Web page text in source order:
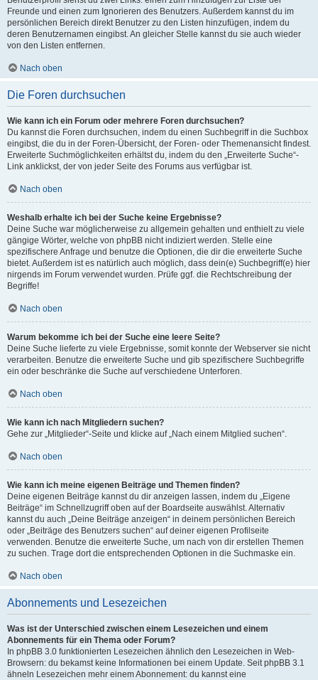
Freunde und einen zum Ignorieren des Benutzers. Außerdem kannst du im
persönlichen Bereich direkt Benutzer zu den Listen hinzufügen, indem du
deren Benutzernamen eingibst. An gleicher Stelle kannst du sie auch wieder
von den Listen entfernen.
Nach oben
Die Foren durchsuchen
Wie kann ich ein Forum oder mehrere Foren durchsuchen?
Du kannst die Foren durchsuchen, indem du einen Suchbegriff in die Suchbox
eingibst, die du in der Foren-Übersicht, der Foren- oder Themenansicht findest.
Erweiterte Suchmöglichkeiten erhältst du, indem du den „Erweiterte Suche“-
Link anklickst, der von jeder Seite des Forums aus verfügbar ist.
Nach oben
Weshalb erhalte ich bei der Suche keine Ergebnisse?
Deine Suche war möglicherweise zu allgemein gehalten und enthielt zu viele
gängige Wörter, welche von phpBB nicht indiziert werden. Stelle eine
spezifischere Anfrage und benutze die Optionen, die dir die erweiterte Suche
bietet. Außerdem ist es natürlich auch möglich, dass dein(e) Suchbegriff(e) hier
nirgends im Forum verwendet wurden. Prüfe ggf. die Rechtschreibung der
Begriffe!
Nach oben
Warum bekomme ich bei der Suche eine leere Seite?
Deine Suche lieferte zu viele Ergebnisse, somit konnte der Webserver sie nicht
verarbeiten. Benutze die erweiterte Suche und gib spezifischere Suchbegriffe
ein oder beschränke die Suche auf verschiedene Unterforen.
Nach oben
Wie kann ich nach Mitgliedern suchen?
Gehe zur „Mitglieder“-Seite und klicke auf „Nach einem Mitglied suchen“.
Nach oben
Wie kann ich meine eigenen Beiträge und Themen finden?
Deine eigenen Beiträge kannst du dir anzeigen lassen, indem du „Eigene
Beiträge“ im Schnellzugriff oben auf der Boardseite auswählst. Alternativ
kannst du auch „Deine Beiträge anzeigen“ in deinem persönlichen Bereich
oder „Beiträge des Benutzers suchen“ auf deiner eigenen Profilseite
verwenden. Benutze die erweiterte Suche, um nach von dir erstellen Themen
zu suchen. Trage dort die entsprechenden Optionen in die Suchmaske ein.
Nach oben
Abonnements und Lesezeichen
Was ist der Unterschied zwischen einem Lesezeichen und einem
Abonnements für ein Thema oder Forum?
In phpBB 3.0 funktionierten Lesezeichen ähnlich den Lesezeichen in Web-
Browsern: du bekamst keine Informationen bei einem Update. Seit phpBB 3.1
ähneln Lesezeichen mehr einem Abonnement: du kannst eine